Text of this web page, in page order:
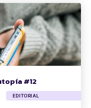
#12
EDITORIAL